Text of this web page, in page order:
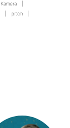
Kamera
pitch